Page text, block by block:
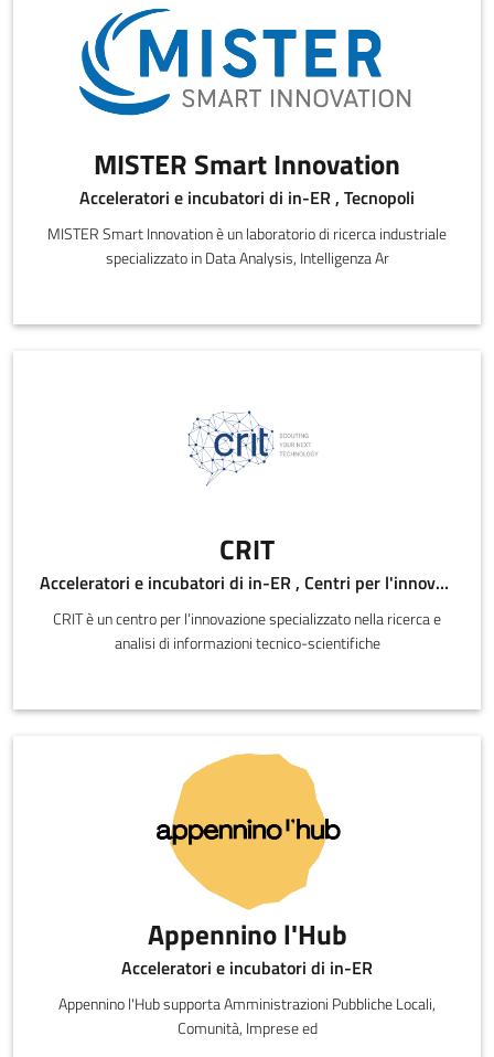
MISTER Smart Innovation
Acceleratori e incubatori di in-ER , Tecnopoli
MISTER Smart Innovation è un laboratorio di ricerca industriale
specializzato in Data Analysis, Intelligenza Ar
CRIT
Acceleratori e incubatori di in-ER , Centri per l'innovazione
CRIT è un centro per l’innovazione specializzato nella ricerca e
analisi di informazioni tecnico-scientifiche
Appennino l'Hub
Acceleratori e incubatori di in-ER
Appennino l'Hub supporta Amministrazioni Pubbliche Locali,
Comunità, Imprese ed